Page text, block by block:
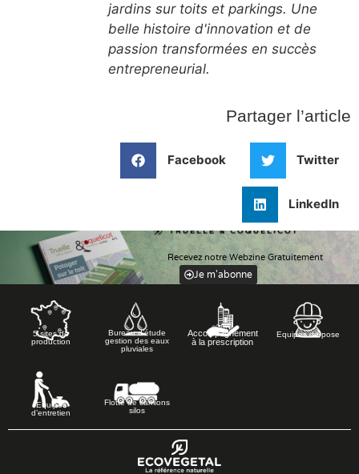
jardins sur toits et parkings. Une
belle histoire d'innovation et de
passion transformées en succès
entrepreneurial.
Partager l’article
Facebook Twitter
LinkedIn
Recevez notre Webzine Gratuitement
Je m'abonne
5 sites de
production
Bureau d’étude
gestion des eaux
pluviales
Accompagnement
à la prescription
Equipes de pose
Equipes
d’entretien
Flotte de camions
silos